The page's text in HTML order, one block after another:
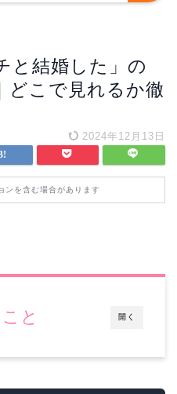
と結婚した」の
どこで見れるか徹
2024年12月13日
ンを含む場合があります
開く
と